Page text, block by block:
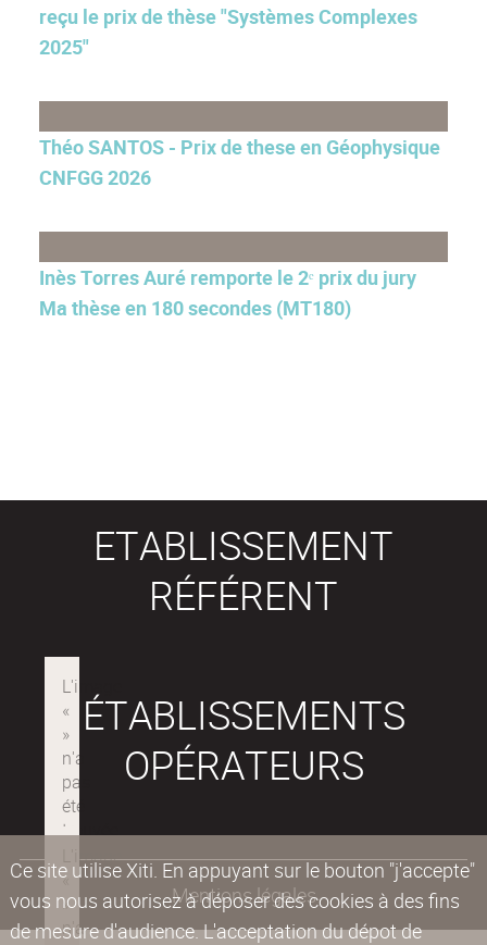
Ce site utilise Xiti. En appuyant sur le bouton "j'accepte"
vous nous autorisez à déposer des cookies à des fins
de mesure d'audience. L'acceptation du dépot de
reçu le prix de thèse "Systèmes Complexes
2025"
Théo SANTOS - Prix de these en Géophysique
CNFGG 2026
Inès Torres Auré remporte le 2ᵉ prix du jury
Ma thèse en 180 secondes (MT180)
ETABLISSEMENT
RÉFÉRENT
ÉTABLISSEMENTS
OPÉRATEURS
Mentions légales